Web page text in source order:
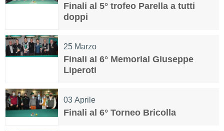
Finali al 5° trofeo Parella a tutti
doppi
25 Marzo
Finali al 6° Memorial Giuseppe
Liperoti
03 Aprile
Finali al 6° Torneo Bricolla